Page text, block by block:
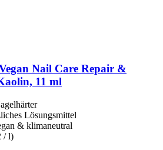
Nail Care Repair &
11 ml
Lösungsmittel
& klimaneutral
/ l)